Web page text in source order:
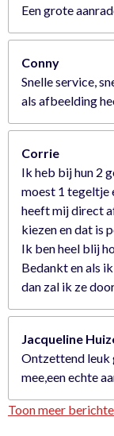
Een grote
Conny
Snelle service,
als afbeelding
Corrie
Ik heb bij hun 2
moest 1 tegeltje
heeft mij direct
kiezen en dat is
Ik ben heel blij
Bedankt en als
dan zal ik ze
Jacqueline
Ontzettend leuk
mee,een echte
Toon meer